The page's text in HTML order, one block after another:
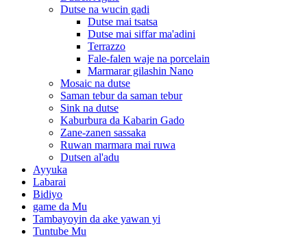
Dutse na wucin gadi
Dutse mai tsatsa
Dutse mai siffar ma'adini
Terrazzo
Fale-falen waje na porcelain
Marmarar gilashin Nano
Mosaic na dutse
Saman tebur da saman tebur
Sink na dutse
Kaburbura da Kabarin Gado
Zane-zanen sassaka
Ruwan marmara mai ruwa
Dutsen al'adu
Ayyuka
Labarai
Bidiyo
game da Mu
Tambayoyin da ake yawan yi
Tuntube Mu